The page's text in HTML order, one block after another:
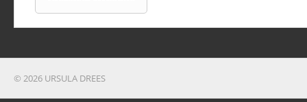
© 2026 URSULA DREES